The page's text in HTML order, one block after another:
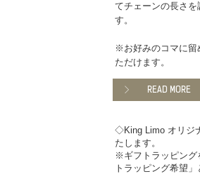
てチェーンの長さ
す。
※お好みのコマに留
ただけます。
READ MORE
◇King Limo オリジ
たします。
※ギフトラッピング
トラッピング希望」